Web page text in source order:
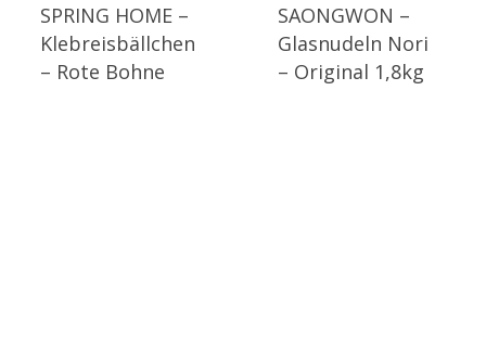
SPRING HOME –
Klebreisbällchen
– Rote Bohne
SAONGWON –
Glasnudeln Nori
– Original 1,8kg